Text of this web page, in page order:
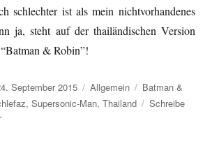
schlechter ist als mein nichtvorhandenes
ja, steht auf der thailändischen Version
& Robin”!
September 2015 Kategorien
Allgemein Schlagwörter
Batman &
,Supersonic-Man,Thailand
Schreibe
zu